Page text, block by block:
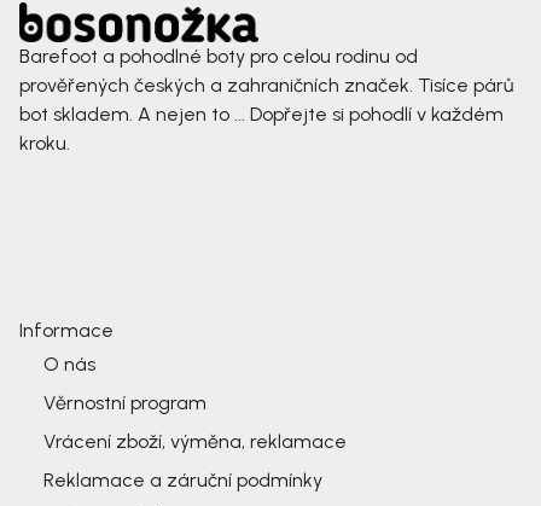
Barefoot a pohodlné boty pro celou rodinu od
prověřených českých a zahraničních značek. Tisíce párů
bot skladem. A nejen to ... Dopřejte si pohodlí v každém
kroku.
Informace
O nás
Věrnostní program
Vrácení zboží, výměna, reklamace
Reklamace a záruční podmínky